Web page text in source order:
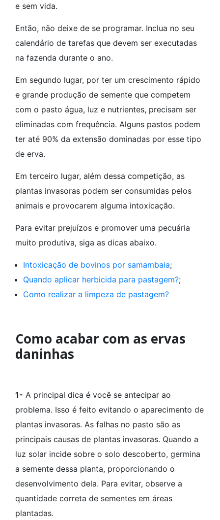
e sem vida.
Então, não deixe de se programar. Inclua no seu
calendário de tarefas que devem ser executadas
na fazenda durante o ano.
Em segundo lugar, por ter um crescimento rápido
e grande produção de semente que competem
com o pasto água, luz e nutrientes, precisam ser
eliminadas com frequência. Alguns pastos podem
ter até 90% da extensão dominadas por esse tipo
de erva.
Em terceiro lugar, além dessa competição, as
plantas invasoras podem ser consumidas pelos
animais e provocarem alguma intoxicação.
Para evitar prejuízos e promover uma pecuária
muito produtiva, siga as dicas abaixo.
Intoxicação de bovinos por samambaia;
Quando aplicar herbicida para pastagem?;
Como realizar a limpeza de pastagem?
Como acabar com as ervas
daninhas
1- A principal dica é você se antecipar ao
problema. Isso é feito evitando o aparecimento de
plantas invasoras. As falhas no pasto são as
principais causas de plantas invasoras. Quando a
luz solar incide sobre o solo descoberto, germina
a semente dessa planta, proporcionando o
desenvolvimento dela. Para evitar, observe a
quantidade correta de sementes em áreas
plantadas.